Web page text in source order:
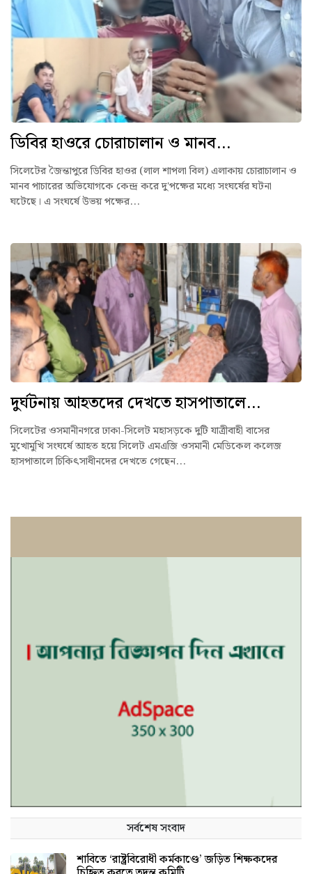
ডিবির হাওরে চোরাচালান ও মানব...
সিলেটের জৈন্তাপুরে ডিবির হাওর (লাল শাপলা বিল) এলাকায় চোরাচালান ও
মানব পাচারের অভিযোগকে কেন্দ্র করে দু'পক্ষের মধ্যে সংঘর্ষের ঘটনা
ঘটেছে। এ সংঘর্ষে উভয় পক্ষের...
দুর্ঘটনায় আহতদের দেখতে হাসপাতালে...
সিলেটের ওসমানীনগরে ঢাকা-সিলেট মহাসড়কে দুটি যাত্রীবাহী বাসের
মুখোমুখি সংঘর্ষে আহত হয়ে সিলেট এমএজি ওসমানী মেডিকেল কলেজ
হাসপাতালে চিকিৎসাধীনদের দেখতে গেছেন...
সর্বশেষ সংবাদ
শাবিতে ‘রাষ্ট্রবিরোধী কর্মকাণ্ডে’ জড়িত শিক্ষকদের